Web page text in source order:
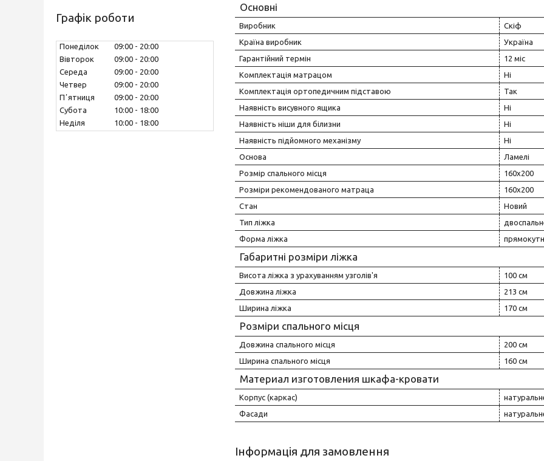
Основні
Виробник
Скіф
Країна виробник
Україна
Гарантійний термін
12 міс
Комплектація матрацом
Ні
Комплектація ортопедичним підставою
Так
Наявність висувного ящика
Ні
Наявність ніши для білизни
Ні
Наявність підйомного механізму
Ні
Основа
Ламелі
Розмір спального місця
160х200
Розміри рекомендованого матраца
160х200
Стан
Новий
Тип ліжка
Форма ліжка
Габаритні розміри ліжка
Висота ліжка з урахуванням узголів'я
100 см
Довжина ліжка
213 см
Ширина ліжка
170 см
Розміри спального місця
Довжина спального місця
200 см
Ширина спального місця
160 см
Материал изготовления шкафа-кровати
Корпус (каркас)
Фасади
Інформація для замовлення
Графік роботи
Понеділок 09:00
20:00
Вівторок
09:00
20:00
Середа
09:00
20:00
Четвер
09:00
20:00
Пʼятниця
09:00
20:00
Субота
10:00
18:00
Неділя
10:00 18:00